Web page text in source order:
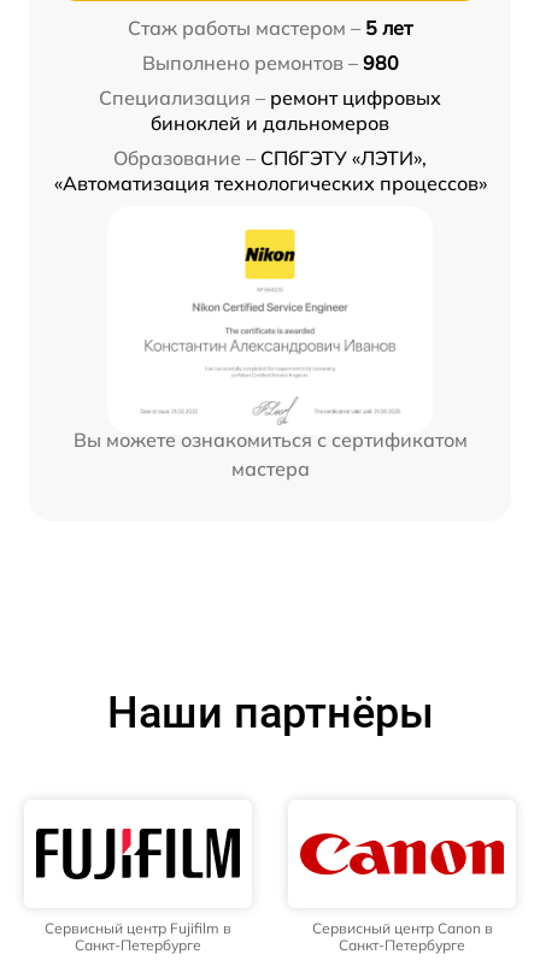
Стаж работы мастером – 5 лет
Выполнено ремонтов – 980
Специализация – ремонт цифровых
биноклей и дальномеров
Образование – СПбГЭТУ «ЛЭТИ»,
«Автоматизация технологических процессов»
Вы можете ознакомиться с сертификатом
мастера
Наши партнёры
Сервисный центр Fujifilm в
Санкт-Петербурге
Сервисный центр Canon в
Санкт-Петербурге